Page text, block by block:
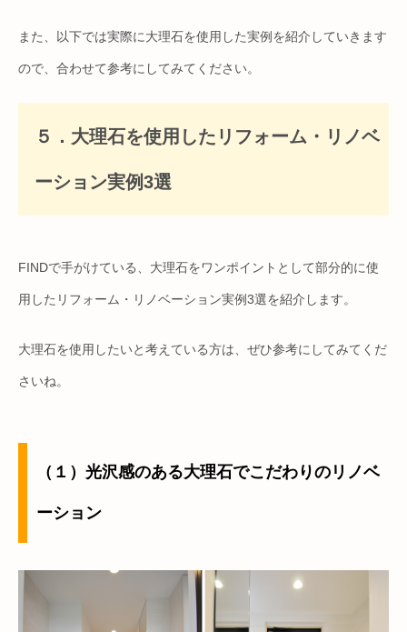
また、以下では実際に大理石を使用した実例を紹介していきます
ので、合わせて参考にしてみてください。
５．大理石を使用したリフォーム・リノベ
ーション実例3選
FINDで手がけている、大理石をワンポイントとして部分的に使
用したリフォーム・リノベーション実例3選を紹介します。
大理石を使用したいと考えている方は、ぜひ参考にしてみてくだ
さいね。
（１）光沢感のある大理石でこだわりのリノベ
ーション